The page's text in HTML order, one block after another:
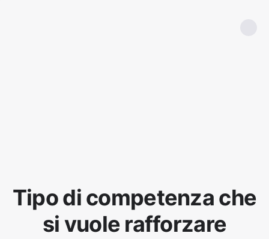
Tipo di competenza che
si vuole rafforzare